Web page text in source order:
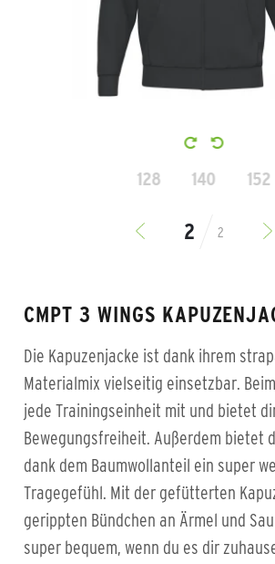
128 140 152
2
CMPT 3 WINGS
Die Kapuzenjacke ist dank ihrem
Materialmix vielseitig einsetzbar.
jede Trainingseinheit mit und bietet
Bewegungsfreiheit. Außerdem bietet
dank dem Baumwollanteil ein super
Tragegefühl. Mit der gefütterten
gerippten Bündchen an Ärmel und
super bequem, wenn du es dir